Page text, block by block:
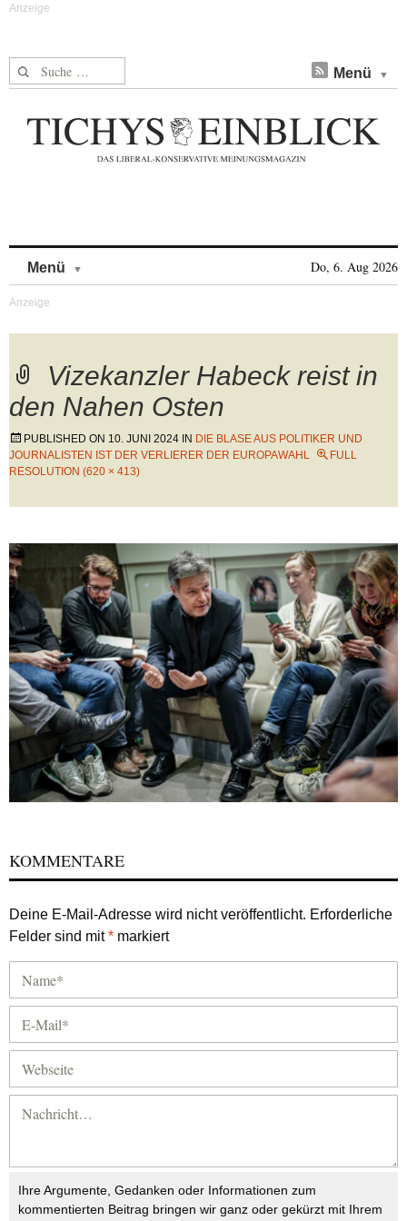
Suche nach: Menü
Menü Do, 6. Aug 2026
Vizekanzler Habeck reist in
den Nahen Osten
PUBLISHED ON 10. JUNI 2024 IN DIE BLASE AUS POLITIKER UND
JOURNALISTEN IST DER VERLIERER DER EUROPAWAHL
FULL
RESOLUTION (620 × 413)
KOMMENTARE
Deine E-Mail-Adresse wird nicht veröffentlicht. Erforderliche
Felder sind mit* markiert
Ihre Argumente, Gedanken oder Informationen zum
kommentierten Beitrag bringen wir ganz oder gekürzt mit Ihrem